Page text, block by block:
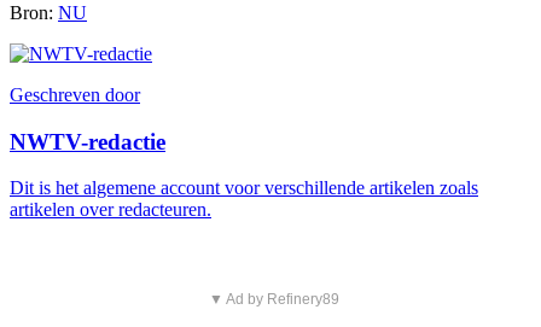
Bron: NU
Geschreven door
NWTV-redactie
Dit is het algemene account voor verschillende artikelen zoals
artikelen over redacteuren.
▼ Ad by Refinery89